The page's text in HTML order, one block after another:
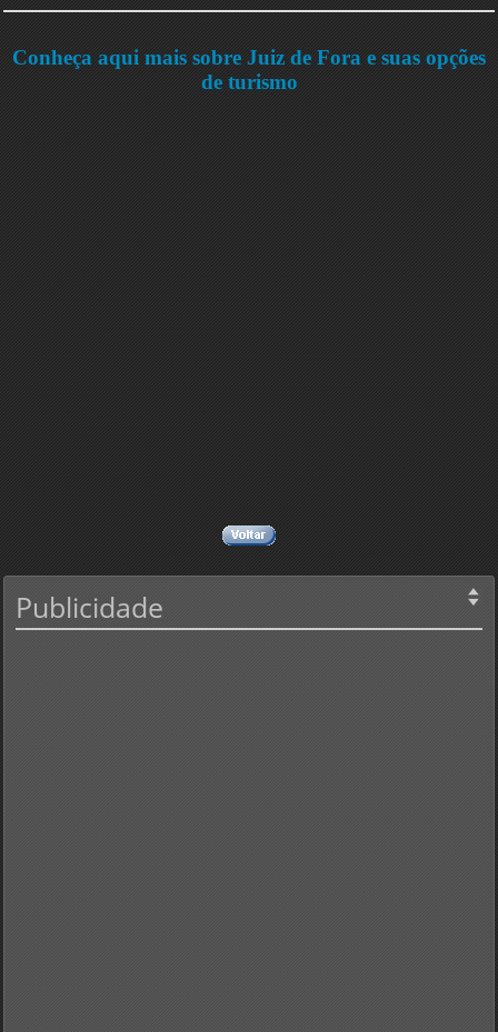
Conheça aqui mais sobre Juiz de Fora e suas opções
de turismo
Publicidade